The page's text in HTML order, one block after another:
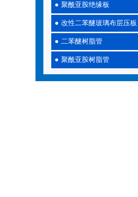
聚酰亚胺绝缘板
改性二苯醚玻璃布层压板
二苯醚树脂管
聚酰亚胺树脂管